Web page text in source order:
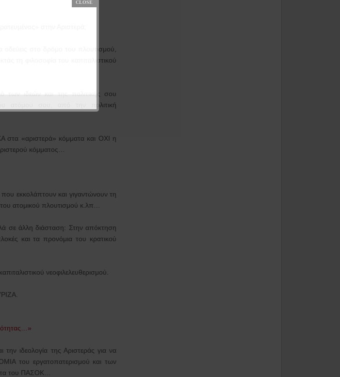
στην Αριστερά;
στο δρόμο του πλουτισμού,
τη φιλοσοφία του καπιταλιστικού
των ιδεών και της πολιτικής σου
ατόμου σου, από την πολιτική
στα «αριστερά» κόμματα και ΟΧΙ η
κόμματος…
εκκολάπτουν και γιγαντώνουν τη
ατομικού πλουτισμού κ.λπ…
σε άλλη διάσταση: Στην απόκτηση
και τα προνόμια του κρατικού
νεοφιλελευθερισμού.
την ιδεολογία της Αριστεράς για να
του εργατοπατερισμού και των
του ΠΑΣΟΚ…